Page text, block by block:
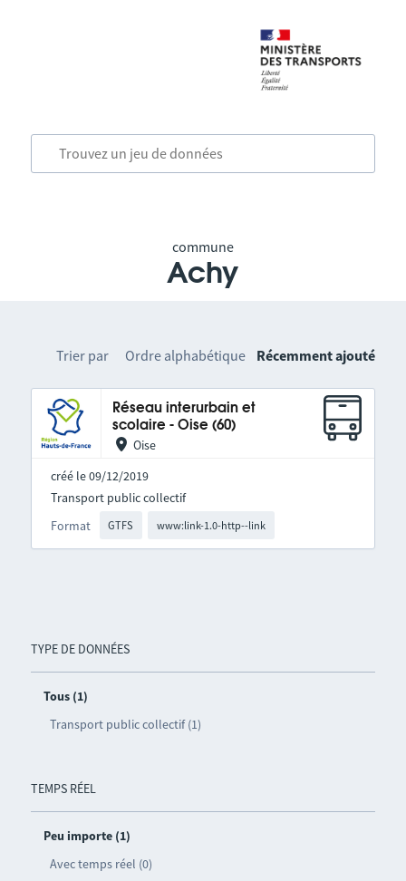
commune
Achy
TYPE DE DONNÉES
Tous (1)
Transport public collectif (1)
TEMPS RÉEL
Peu importe (1)
Avec temps réel (0)
Trier par Ordre alphabétique Récemment ajouté
Réseau interurbain et
scolaire - Oise (60)
Oise
créé le 09/12/2019
Format GTFS www:link-1.0-http--link
Transport public collectif